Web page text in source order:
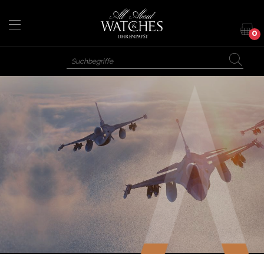
zum
Inhalt
0